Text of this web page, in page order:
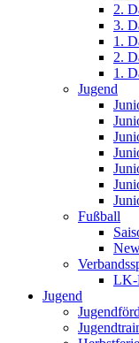
2.
3.
1.
2.
1.
Jugend
Fußball
LK-
Jugend